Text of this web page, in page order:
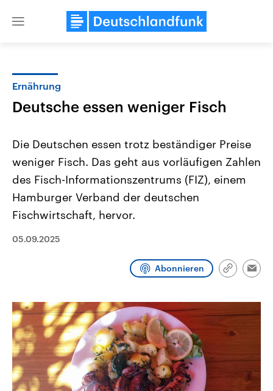
Close
Landtagswahl Sachsen-Anhalt
Sachsen-Anhalt wählt am 6.
Bundesland von einer Koalition aus
Wahlprogramme, aktuelle Berichte
und Hintergründe zu den Parteien
und Kandidaten der anstehenden
Wahl.
den mächtigsten Ländern
mit großem Einfluss auf
aktuelle Weltgeschehen.
Sendungen Programm Podcasts
Audio-Archiv
Ernährung
Deutsche essen weniger Fisch
Die Deutschen essen trotz beständiger Preise
weniger Fisch. Das geht aus vorläufigen Zahlen
des Fisch-Informationszentrums (FIZ), einem
Hamburger Verband der deutschen
Fischwirtschaft, hervor.
05.09.2025
Abonnieren
Link